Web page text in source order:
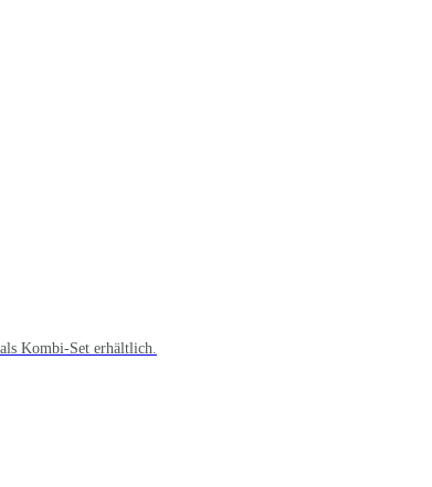
Kombi-Set erhältlich.